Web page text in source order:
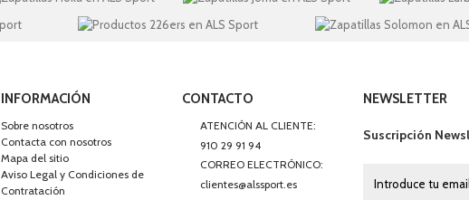
INFORMACIÓN
Sobre nosotros
Contacta con nosotros
Mapa del sitio
Aviso Legal y Condiciones de
Contratación
CONTACTO
ATENCIÓN AL CLIENTE:
910 29 91 94
CORREO ELECTRÓNICO:
clientes@alssport.es
NEWSLETTER
Suscripción